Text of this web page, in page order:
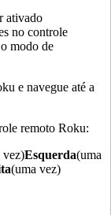
ativado
no controle
modo de
e navegue até a
remoto Roku:
vez)Esquerda(uma
(uma vez)